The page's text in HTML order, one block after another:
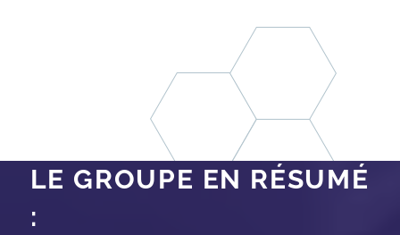
LE GROUPE EN RÉSUMÉ
: